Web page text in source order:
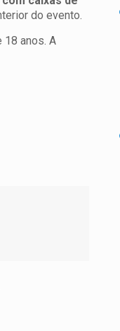
do evento.
18 anos. A